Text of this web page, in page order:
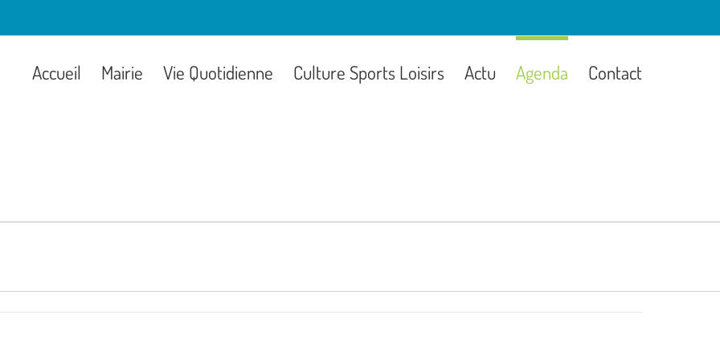
Accueil Mairie Vie Quotidienne Culture Sports Loisirs Actu Agenda Contact